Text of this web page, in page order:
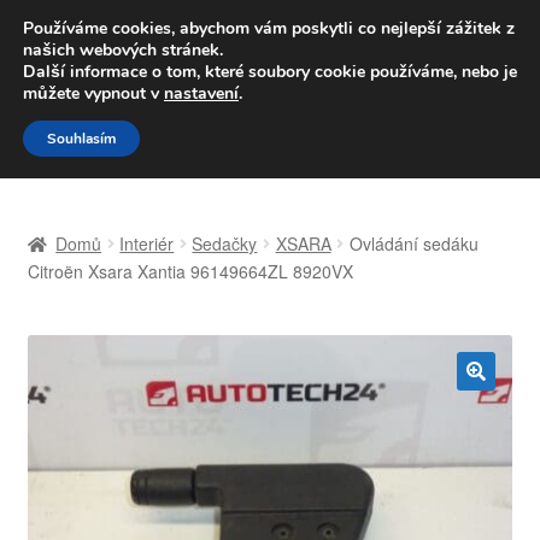
DOPRAVA od 139,-Kč
Volejte po-pá 9-16 704 494 494
Přeskočit
na
navigaci
Přejít
k
obsahu
Celosvětová doprava
Kontakt
Domů Interiér Sedačky XSARA
Ovládání sedáku
Citroën Xsara Xantia 96149664ZL 8920VX
🔍
Používáme cookies, abychom vám poskytli co nejlepší zážitek z
našich webových stránek.
Další informace o tom, které soubory cookie používáme, nebo je
můžete vypnout v nastavení.
Souhlasím